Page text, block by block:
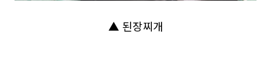
▲ 된장찌개